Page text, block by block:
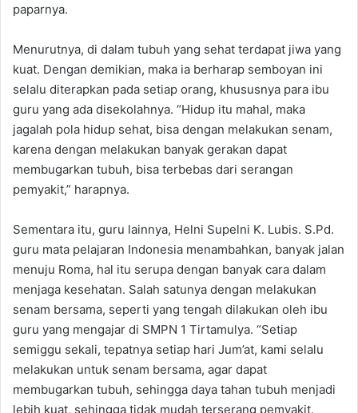
paparnya.
Menurutnya, di dalam tubuh yang sehat terdapat jiwa yang
kuat. Dengan demikian, maka ia berharap semboyan ini
selalu diterapkan pada setiap orang, khususnya para ibu
guru yang ada disekolahnya. “Hidup itu mahal, maka
jagalah pola hidup sehat, bisa dengan melakukan senam,
karena dengan melakukan banyak gerakan dapat
membugarkan tubuh, bisa terbebas dari serangan
pemyakit,” harapnya.
Sementara itu, guru lainnya, Helni Supelni K. Lubis. S.Pd.
guru mata pelajaran Indonesia menambahkan, banyak jalan
menuju Roma, hal itu serupa dengan banyak cara dalam
menjaga kesehatan. Salah satunya dengan melakukan
senam bersama, seperti yang tengah dilakukan oleh ibu
guru yang mengajar di SMPN 1 Tirtamulya. “Setiap
semiggu sekali, tepatnya setiap hari Jum’at, kami selalu
melakukan untuk senam bersama, agar dapat
membugarkan tubuh, sehingga daya tahan tubuh menjadi
lebih kuat, sehingga tidak mudah terserang pemyakit.